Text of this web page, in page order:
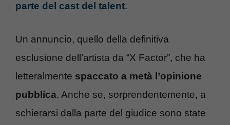
parte del cast del talent.
Un annuncio, quello della definitiva
esclusione dell’artista da “X Factor”, che ha
letteralmente spaccato a metà l’opinione
pubblica. Anche se, sorprendentemente, a
schierarsi dalla parte del giudice sono state